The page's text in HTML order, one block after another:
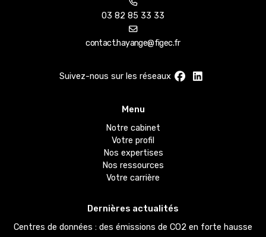
Suivez-nous sur les réseaux
03 82 85 33 33
Menu
Notre cabinet
Votre profil
Nos expertises
Nos ressources
Votre carrière
Dernières actualités
Centres de données : des émissions de CO2 en forte hausse